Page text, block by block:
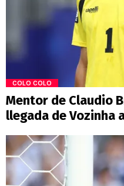
COLO COLO
Mentor de Claudio
llegada de Vozinha